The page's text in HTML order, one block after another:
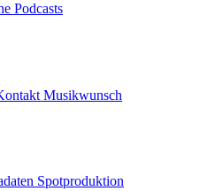
Podcasts
Musikwunsch
Spotproduktion